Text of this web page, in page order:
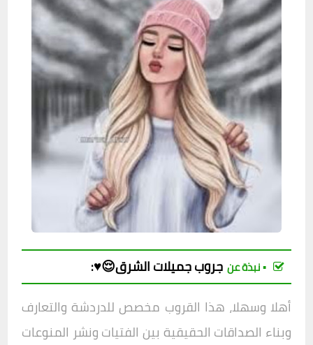
▪︎ نبذة عن جروبجميلات الشرق😌♥️:
أهلا وسهلا، هذا القروب مخصص للدردشة والتعارف
وبناء الصداقات الحقيقية بين الفتيات ونشر المنوعات